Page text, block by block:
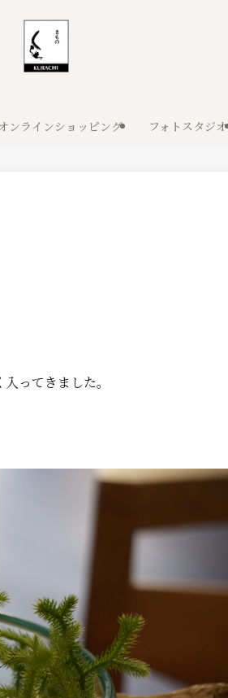
オンラインショッピング フォトスタジオ
ってきました。